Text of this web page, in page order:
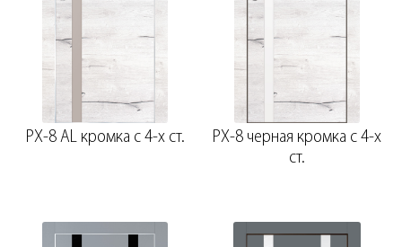
PX-8 AL кромка с 4-х ст.
PX-8 черная кромка с 4-х
ст.